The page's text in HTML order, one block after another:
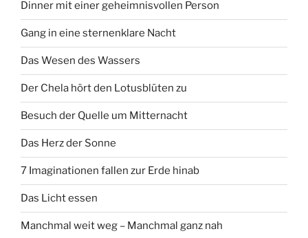
Dinner mit einer geheimnisvollen Person
Gang in eine sternenklare Nacht
Das Wesen des Wassers
Der Chela hört den Lotusblüten zu
Besuch der Quelle um Mitternacht
Das Herz der Sonne
7 Imaginationen fallen zur Erde hinab
Das Licht essen
Manchmal weit weg – Manchmal ganz nah